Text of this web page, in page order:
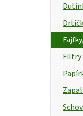
í
p Filtry